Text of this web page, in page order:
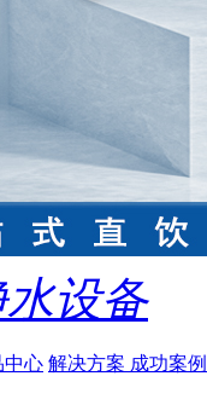
设备
中心 解决方案 成功案例